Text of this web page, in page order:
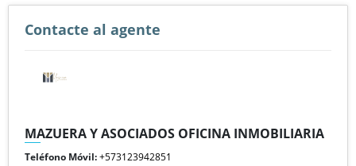
Contacte al agente
MAZUERA Y ASOCIADOS OFICINA INMOBILIARIA
Teléfono Móvil:+573123942851